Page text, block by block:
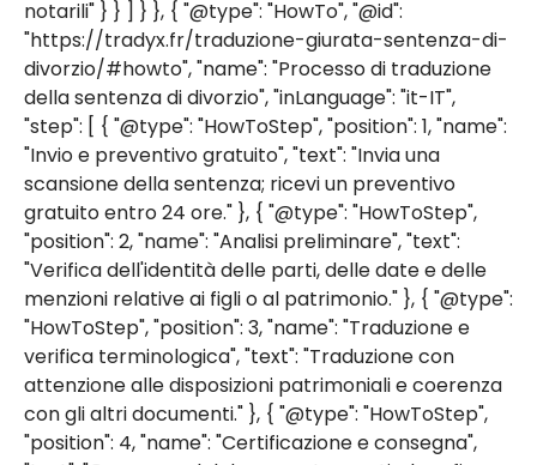
notarili" } } ] } }, { "@type": "HowTo", "@id":
"https://tradyx.fr/traduzione-giurata-sentenza-di-
divorzio/#howto", "name": "Processo di traduzione
della sentenza di divorzio", "inLanguage": "it-IT",
"step": [ { "@type": "HowToStep", "position": 1, "name":
"Invio e preventivo gratuito", "text": "Invia una
scansione della sentenza; ricevi un preventivo
gratuito entro 24 ore." }, { "@type": "HowToStep",
"position": 2, "name": "Analisi preliminare", "text":
"Verifica dell'identità delle parti, delle date e delle
menzioni relative ai figli o al patrimonio." }, { "@type":
"HowToStep", "position": 3, "name": "Traduzione e
verifica terminologica", "text": "Traduzione con
attenzione alle disposizioni patrimoniali e coerenza
con gli altri documenti." }, { "@type": "HowToStep",
"position": 4, "name": "Certificazione e consegna",